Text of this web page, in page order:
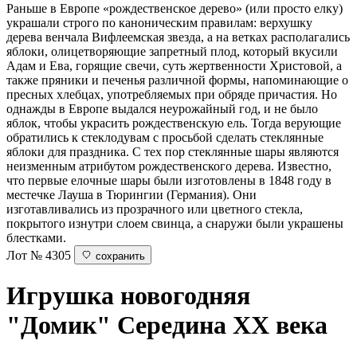
Раньше в Европе «рождественское дерево» (или просто елку)
украшали строго по каноническим правилам: верхушку
дерева венчала Вифлеемская звезда, а на ветках располагались
яблоки, олицетворяющие запретный плод, который вкусили
Адам и Ева, горящие свечи, суть жертвенности Христовой, а
также пряники и печенья различной формы, напоминающие о
пресных хлебцах, употребляемых при обряде причастия. Но
однажды в Европе выдался неурожайный год, и не было
яблок, чтобы украсить рождественскую ель. Тогда верующие
обратились к стеклодувам с просьбой сделать стеклянные
яблоки для праздника. С тех пор стеклянные шары являются
неизменным атрибутом рождественского дерева. Известно,
что первые елочные шары были изготовлены в 1848 году в
местечке Лауша в Тюрингии (Германия). Они
изготавливались из прозрачного или цветного стекла,
покрытого изнутри слоем свинца, а снаружи были украшены
блестками.
Лот № 4305
сохранить
Игрушка новогодняя
"Домик" Середина ХХ века